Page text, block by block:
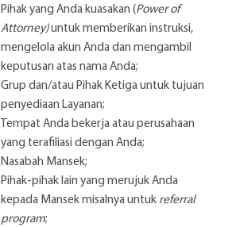
Pihak yang Anda kuasakan (Power of
Attorney)untuk memberikan instruksi,
mengelola akun Anda dan mengambil
keputusan atas nama Anda;
Grup dan/atau Pihak Ketiga untuk tujuan
penyediaan Layanan;
Tempat Anda bekerja atau perusahaan
yang terafiliasi dengan Anda;
Nasabah Mansek;
Pihak-pihak lain yang merujuk Anda
kepada Mansek misalnya untuk referral
program;